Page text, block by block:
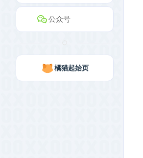
公众号
橘猫起始页